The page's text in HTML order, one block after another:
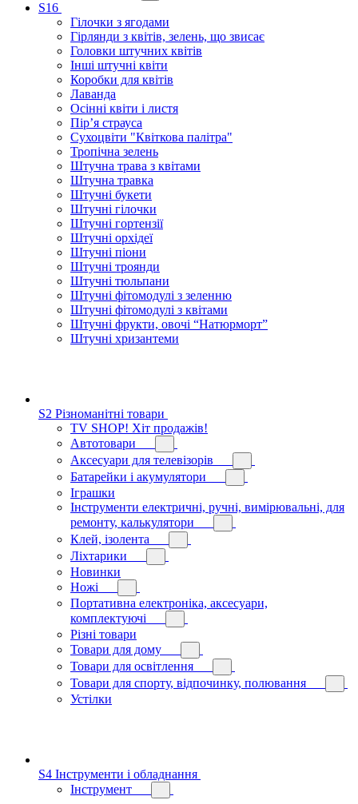
S16
Гілочки з ягодами
Гірлянди з квітів, зелень, що звисає
Головки штучних квітів
Інші штучні квіти
Коробки для квітів
Лаванда
Осінні квіти і листя
Пір’я страуса
Сухоцвіти "Квіткова палітра"
Тропічна зелень
Штучна трава з квітами
Штучна травка
Штучні букети
Штучні гілочки
Штучні гортензії
Штучні орхідеї
Штучні піони
Штучні троянди
Штучні тюльпани
Штучні фітомодулі з зеленню
Штучні фітомодулі з квітами
Штучні фрукти, овочі “Натюрморт”
Штучні хризантеми
S2 Різноманітні товари
TV SHOP! Хіт продажів!
Автотовари
Аксесуари для телевізорів
Батарейки і акумулятори
Іграшки
Інструменти електричні, ручні, вимірювальні, для
ремонту, калькулятори
Клей, ізолента
Ліхтарики
Новинки
Ножі
Портативна електроніка, аксесуари,
комплектуючі
Різні товари
Товари для дому
Товари для освітлення
Товари для спорту, відпочинку, полювання
Устілки
S4 Інструменти і обладнання
Інструмент